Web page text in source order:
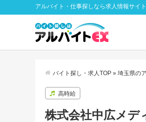
アルバイト・仕事探しなら求人情報サイ
バイト探し・求人TOP » 埼玉県の
高時給
株式会社中広メ